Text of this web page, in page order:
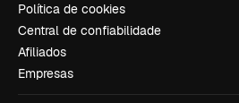
Política de cookies
Central de confiabilidade
Afiliados
Empresas